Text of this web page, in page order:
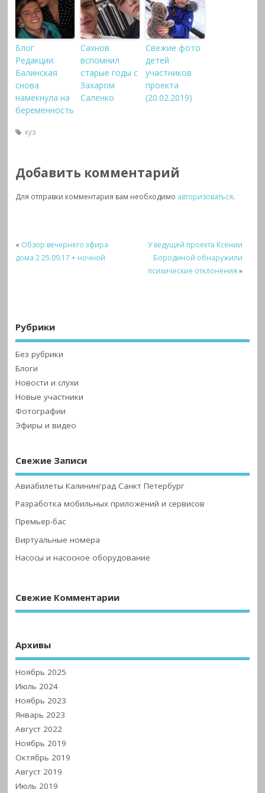
Блог
Редакции:
Балинская
снова
намекнула на
беременность
Сахнов
вспомнил
старые годы с
Захаром
Саленко
Свежие фото
детей
участников
проекта
(20.02.2019)
куз
Добавить комментарий
Для отправки комментария вам необходимо авторизоваться.
« Обзор вечернего эфира
дома 2 25.09.17 + ночной
У ведущей проекта Ксении
Бородиной обнаружили
психические отклонения »
Рубрики
Без рубрики
Блоги
Новости и слухи
Новые участники
Фотографии
Эфиры и видео
Свежие Записи
Авиабилеты Калининград Санкт Петербург
Разработка мобильных приложений и сервисов
Премьер-бас
Виртуальные номера
Насосы и насосное оборудование
Свежие Комментарии
Архивы
Ноябрь 2025
Июль 2024
Ноябрь 2023
Январь 2023
Август 2022
Ноябрь 2019
Октябрь 2019
Август 2019
Июль 2019